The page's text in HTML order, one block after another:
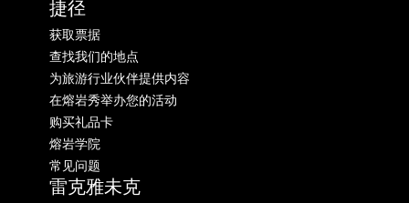
捷径
获取票据
查找我们的地点
为旅游行业伙伴提供内容
在熔岩秀举办您的活动
购买礼品卡
熔岩学院
常见问题
雷克雅未克